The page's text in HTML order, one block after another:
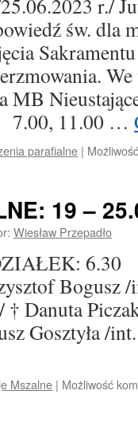
r./
św. dla
MB
11.00 …
parafialne |
19 –
Wiesław Przepadło
6.30
Bogusz
† Danuta
Gosztyła /
Mszalne | Możliwość